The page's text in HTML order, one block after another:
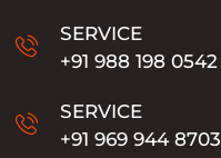
SERVICE
+91 988 198 0542
SERVICE
+91 969 944 8703